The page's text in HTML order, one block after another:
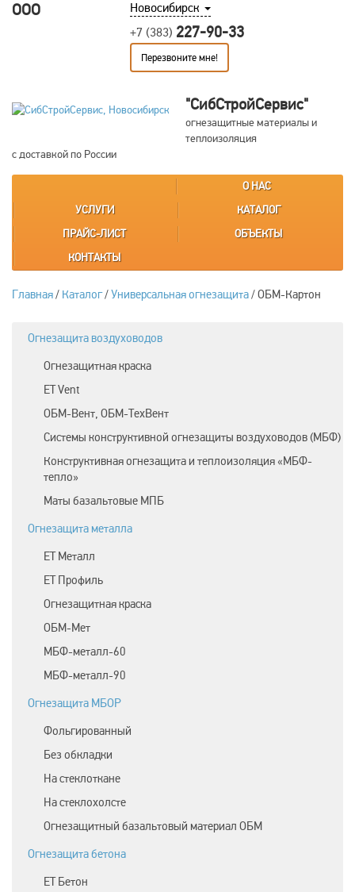
Новосибирск
+7 (383) 227-90-33
Перезвоните мне!
ООО
"СибСтройСервис"
огнезащитные материалы и
теплоизоляция
с доставкой по России
О НАС
УСЛУГИ
КАТАЛОГ
ПРАЙС-ЛИСТ
ОБЪЕКТЫ
КОНТАКТЫ
Главная/ Каталог/Универсальная огнезащита/ОБМ-Картон
Огнезащита воздуховодов
Огнезащитная краска
ET Vent
ОБМ-Вент, ОБМ-ТехВент
Системы конструктивной огнезащиты воздуховодов (МБФ)
Конструктивная огнезащита и теплоизоляция «МБФ-
тепло»
Маты базальтовые МПБ
Огнезащита металла
ЕТ Металл
ET Профиль
Огнезащитная краска
ОБМ-Мет
МБФ-металл-60
МБФ-металл-90
Огнезащита МБОР
Фольгированный
Без обкладки
На стеклоткане
На стеклохолсте
Огнезащитный базальтовый материал ОБМ
Огнезащита бетона
ЕТ Бетон